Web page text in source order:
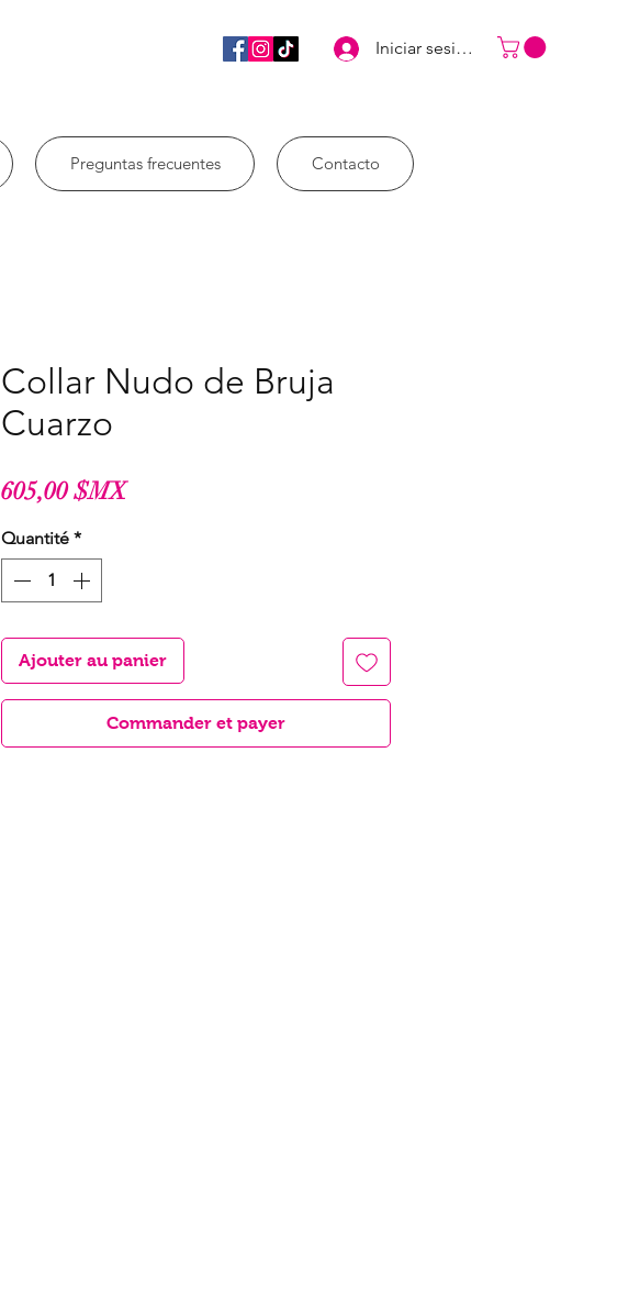
Iniciar sesión
Preguntas frecuentes Contacto
Collar Nudo de Bruja
Cuarzo
605,00 $MXPrix
Quantité *
Ajouter au panier
Commander et payer